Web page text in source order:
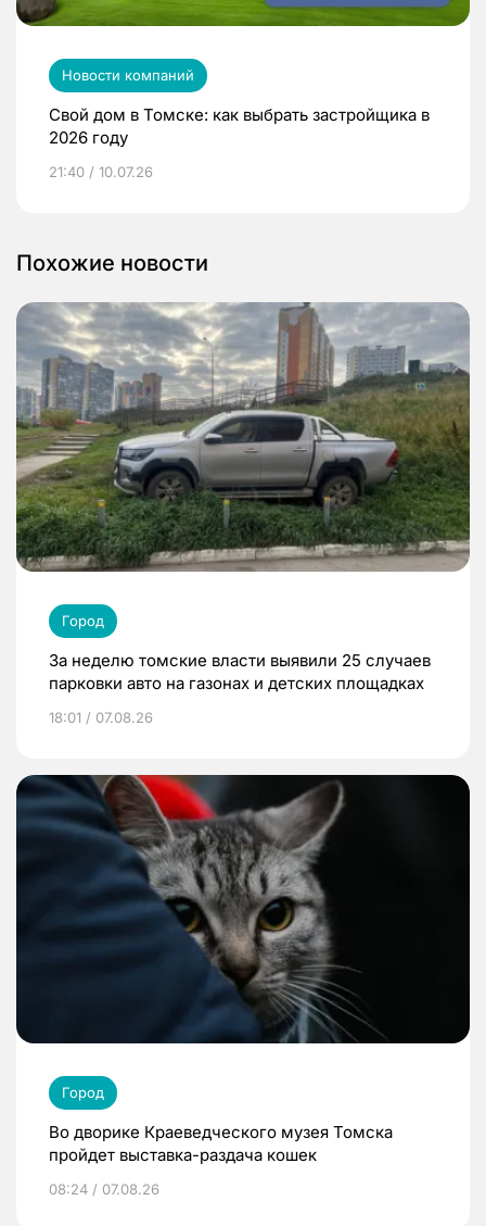
Новости компаний
Свой дом в Томске: как выбрать застройщика в
2026 году
21:40 / 10.07.26
Похожие новости
Город
За неделю томские власти выявили 25 случаев
парковки авто на газонах и детских площадках
18:01 / 07.08.26
Город
Во дворике Краеведческого музея Томска
пройдет выставка-раздача кошек
08:24 / 07.08.26